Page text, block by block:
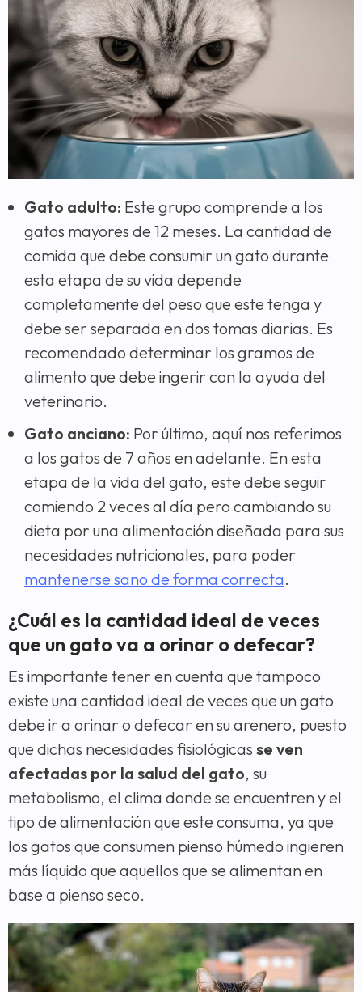
Gato adulto: Este grupo comprende a los
gatos mayores de 12 meses. La cantidad de
comida que debe consumir un gato durante
esta etapa de su vida depende
completamente del peso que este tenga y
debe ser separada en dos tomas diarias. Es
recomendado determinar los gramos de
alimento que debe ingerir con la ayuda del
veterinario.
Gato anciano: Por último, aquí nos referimos
a los gatos de 7 años en adelante. En esta
etapa de la vida del gato, este debe seguir
comiendo 2 veces al día pero cambiando su
dieta por una alimentación diseñada para sus
necesidades nutricionales, para poder
mantenerse sano de forma correcta.
¿Cuál es la cantidad ideal de veces
que un gato va a orinar o defecar?
Es importante tener en cuenta que tampoco
existe una cantidad ideal de veces que un gato
debe ir a orinar o defecar en su arenero, puesto
que dichas necesidades fisiológicas se ven
afectadas por la salud del gato, su
metabolismo, el clima donde se encuentren y el
tipo de alimentación que este consuma, ya que
los gatos que consumen pienso húmedo ingieren
más líquido que aquellos que se alimentan en
base a pienso seco.